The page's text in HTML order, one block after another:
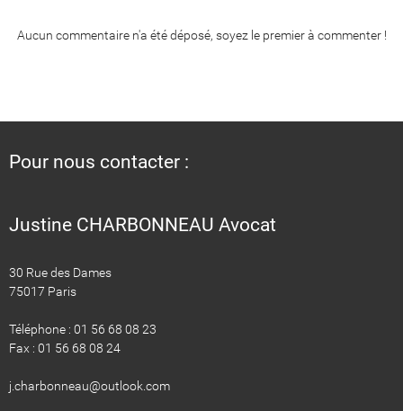
Aucun commentaire n'a été déposé, soyez le premier à commenter !
Pour nous contacter :
Justine CHARBONNEAU Avocat
30 Rue des Dames
75017 Paris
Téléphone : 01 56 68 08 23
Fax : 01 56 68 08 24
​​​​​​​j.charbonneau@outlook.com